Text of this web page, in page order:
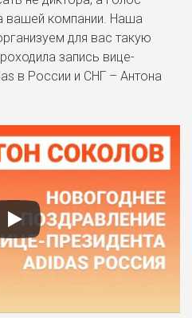
вашей компании. Наша
для вас такую
запись вице-
в России и СНГ – Антона